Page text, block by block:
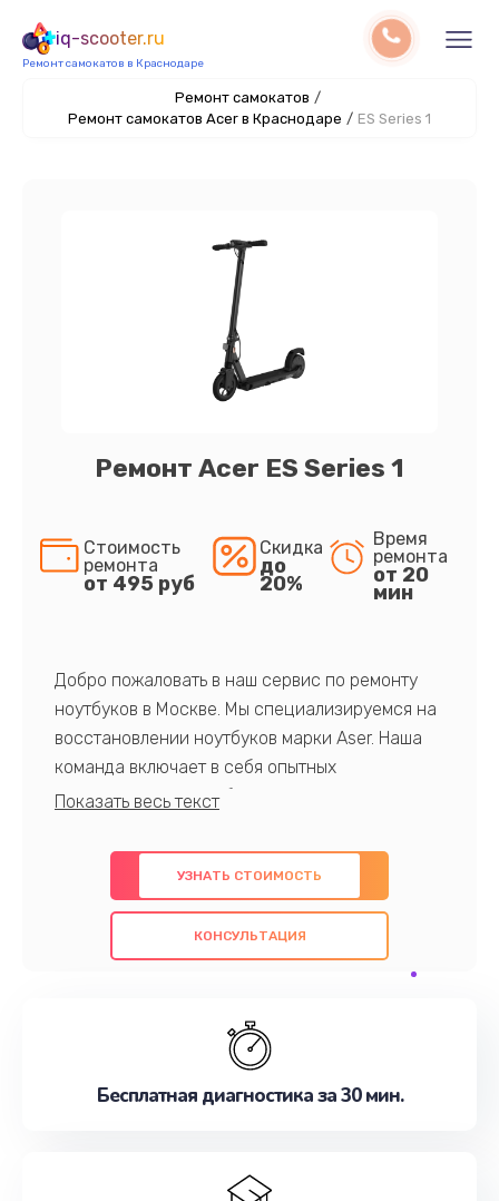
iq-scooter.ru
Ремонт самокатов в Краснодаре
Ремонт самокатов /
Ремонт самокатов Acer в Краснодаре / ES Series 1
Ремонт Acer ES Series 1
Стоимость
ремонта
от 495 руб
Скидка
до
20%
Время
ремонта
от 20
мин
Добро пожаловать в наш сервис по ремонту
ноутбуков в Москве. Мы специализируемся на
восстановлении ноутбуков марки Aser. Наша
команда включает в себя опытных
профессионалов с обширными знаниями и
предлагаем быстрый и качественный ремонт с
использованием оригинальных компонентов, а
также гарантируем качество всех
проведенных работ. Наша цель - предоставить
наилучшим образом. Не медлите записаться на
УЗНАТЬ СТОИМОСТЬ
КОНСУЛЬТАЦИЯ
Бесплатная диагностика за 30 мин.